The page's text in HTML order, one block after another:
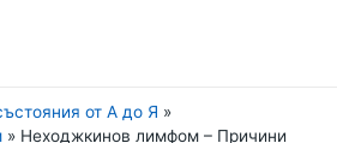
от А до Я
Неходжкинов лимфом – Причини